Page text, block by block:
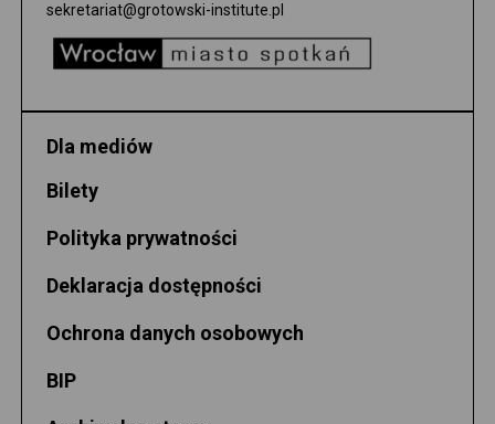
sekretariat@grotowski-institute.pl
Dla mediów
Bilety
Polityka prywatności
Deklaracja dostępności
Ochrona danych osobowych
BIP